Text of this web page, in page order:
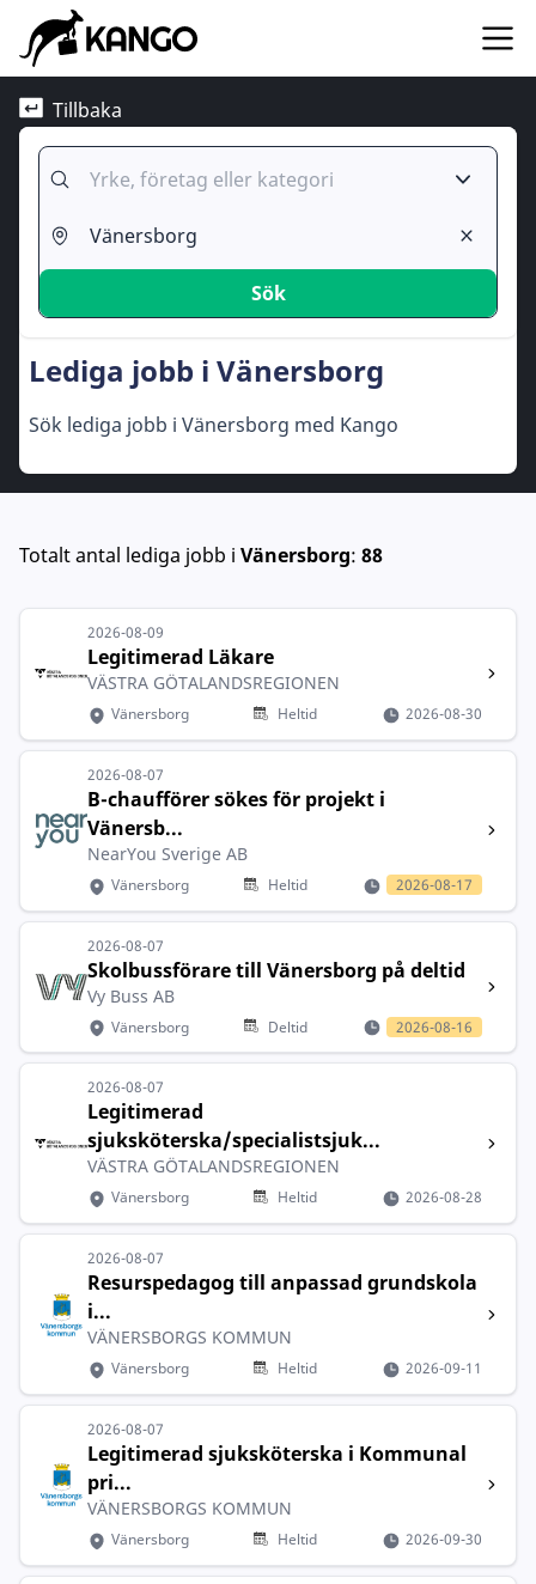
Tillbaka
Sök
Lediga jobb i Vänersborg
Sök lediga jobb i Vänersborg med Kango
Totalt antal lediga jobb i Vänersborg: 88
2026-08-09
Legitimerad Läkare
VÄSTRA GÖTALANDSREGIONEN
Vänersborg Heltid 2026-08-30
2026-08-07
B-chaufförer sökes för projekt i
Vänersb...
NearYou Sverige AB
Vänersborg Heltid 2026-08-17
2026-08-07
Skolbussförare till Vänersborg på deltid
Vy Buss AB
Vänersborg Deltid 2026-08-16
2026-08-07
Legitimerad
sjuksköterska/specialistsjuk...
VÄSTRA GÖTALANDSREGIONEN
Vänersborg Heltid 2026-08-28
2026-08-07
Resurspedagog till anpassad grundskola
i...
VÄNERSBORGS KOMMUN
Vänersborg Heltid 2026-09-11
2026-08-07
Legitimerad sjuksköterska i Kommunal
pri...
VÄNERSBORGS KOMMUN
Vänersborg Heltid 2026-09-30